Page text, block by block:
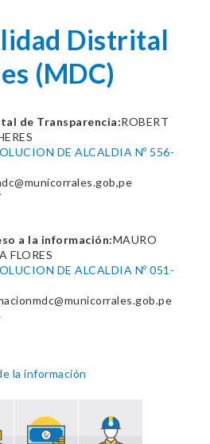
Distrital
(MDC)
de Transparencia:ROBERT
DE ALCALDIA Nº 556-
a la información:MAURO
FLORES
DE ALCALDIA Nº 051-
la información